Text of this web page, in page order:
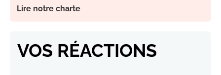
Lire notre charte
VOS RÉACTIONS